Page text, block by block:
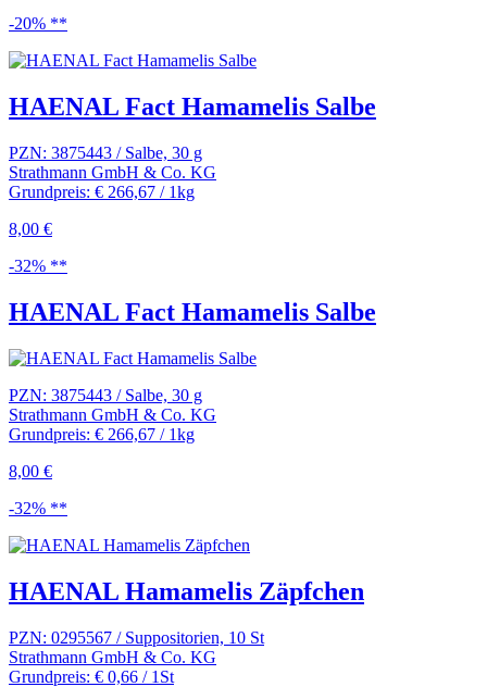
-20% **
HAENAL Fact Hamamelis Salbe
PZN: 3875443 / Salbe, 30 g
Strathmann GmbH & Co. KG
Grundpreis: € 266,67 / 1kg
8,00 €
-32% **
HAENAL Fact Hamamelis Salbe
PZN: 3875443 / Salbe, 30 g
Strathmann GmbH & Co. KG
Grundpreis: € 266,67 / 1kg
8,00 €
-32% **
HAENAL Hamamelis Zäpfchen
PZN: 0295567 / Suppositorien, 10 St
Strathmann GmbH & Co. KG
Grundpreis: € 0,66 / 1St